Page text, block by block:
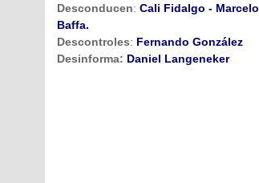
Desconducen: Cali Fidalgo - Marcelo
Baffa.
Descontroles: Fernando González
Desinforma: Daniel Langeneker